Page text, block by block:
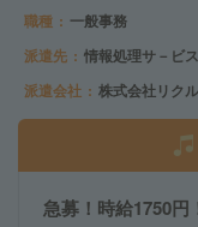
職種
一般事務
派遣先
情報処理サ－ビス
派遣会社
株式会社リク
急募！時給1750